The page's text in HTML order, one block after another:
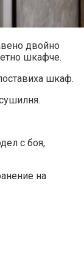
двойно
шкафче.
шкаф.
с боя,
на